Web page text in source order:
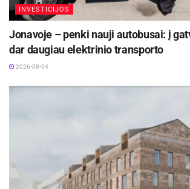
INVESTICIJOS
Jonavoje – penki nauji autobusai: į
dar daugiau elektrinio transporto
2026-08-04